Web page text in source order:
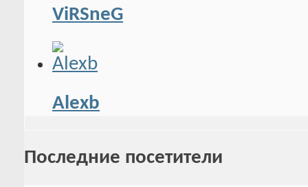
ViRSneG
Alexb
Последние посетители